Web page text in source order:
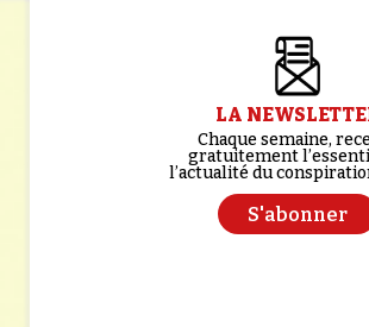
LA
Chaque semaine,
gratuitement
l’actualité du
S'abonner